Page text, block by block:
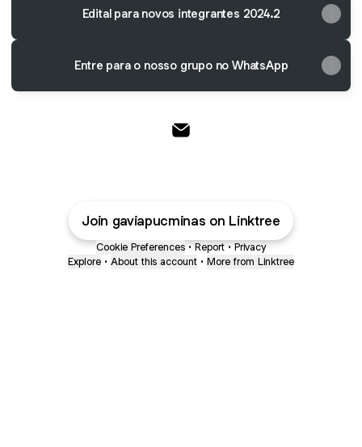
Edital para novos integrantes 2024.2
Entre para o nosso grupo no WhatsApp
Join gaviapucminas on Linktree
Cookie Preferences • Report • Privacy
Explore • About this account • More from Linktree